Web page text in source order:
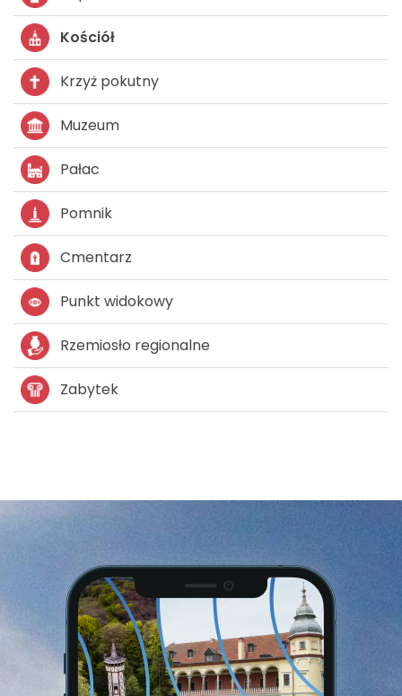
Kościół
Krzyż pokutny
Muzeum
Pałac
Pomnik
Cmentarz
Punkt widokowy
Rzemiosło regionalne
Zabytek